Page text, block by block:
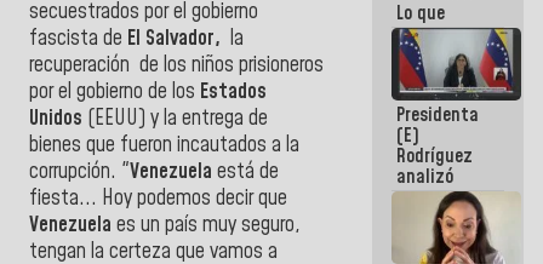
secuestrados por el gobierno
fascista de El Salvador, la
recuperación de los niños prisioneros
por el gobierno de los Estados
Unidos (EEUU) y la entrega de
bienes que fueron incautados a la
corrupción. "Venezuela está de
fiesta... Hoy podemos decir que
Venezuela es un país muy seguro,
tengan la certeza que vamos a
Lo que
vayas a
escribir
hazlo hoy
por que no
sabemos si
la semana
que viene
hay
programa
Presidenta
(E)
Rodríguez
analizó
junto a
gobernadores
planes de